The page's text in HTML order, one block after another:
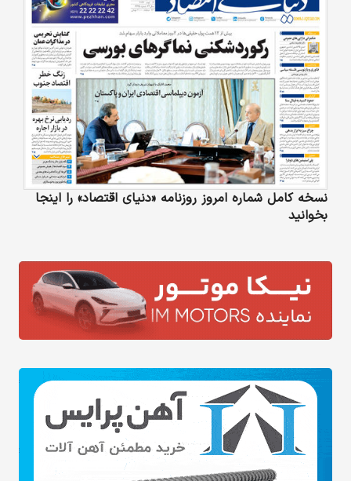
نسخه کامل شماره امروز روزنامه «دنیای‌ اقتصاد» را اینجا
بخوانید